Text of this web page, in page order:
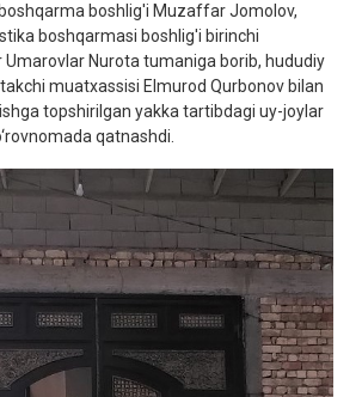
boshlig'i Muzaffar Jomolov,
boshqarmasi boshlig'i birinchi
Nurota tumaniga borib, hududiy
muatxassisi Elmurod Qurbonov bilan
topshirilgan yakka tartibdagi uy-joylar
qatnashdi.